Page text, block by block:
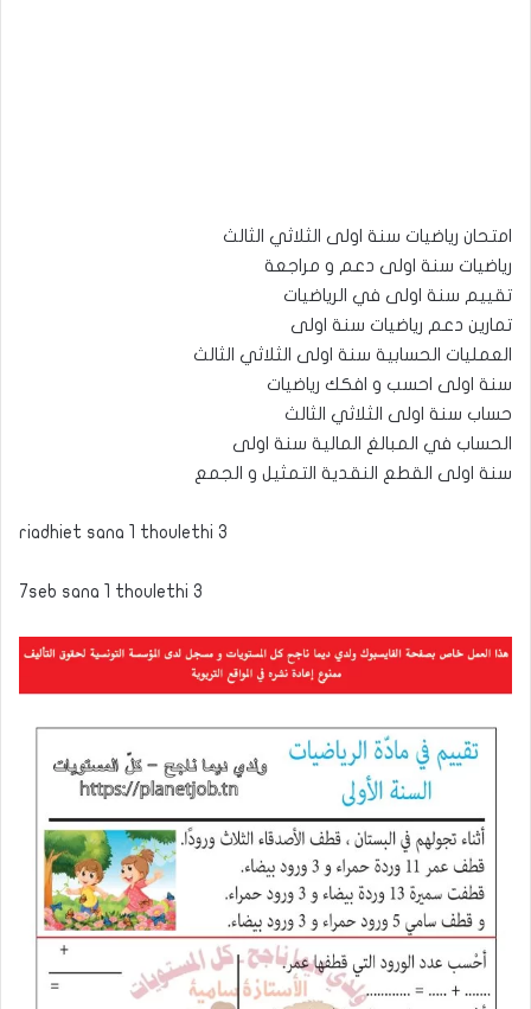
امتحان رياضيات سنة اولى الثلاثي الثالث
رياضيات سنة اولى دعم و مراجعة
تقييم سنة اولى في الرياضيات
تمارين دعم رياضيات سنة اولى
العمليات الحسابية سنة اولى الثلاثي الثالث
سنة اولى احسب و افكك رياضيات
حساب سنة اولى الثلاثي الثالث
الحساب في المبالغ المالية سنة اولى
سنة اولى القطع النقدية التمثيل و الجمع
riadhiet sana 1 thoulethi 3
7seb sana 1 thoulethi 3